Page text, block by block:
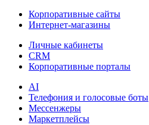
Корпоративные сайты
Интернет-магазины
Личные кабинеты
CRM
Корпоративные порталы
AI
Телефония и голосовые боты
Мессенжеры
Маркетплейсы